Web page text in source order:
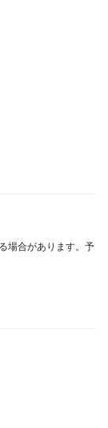
場合があります。予